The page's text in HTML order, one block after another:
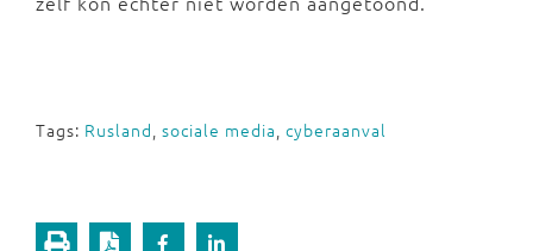
Tags: Rusland, sociale media, cyberaanval